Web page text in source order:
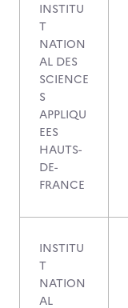
INSTITU
T
NATION
AL DES
SCIENCE
S
APPLIQU
EES
HAUTS-
DE-
FRANCE
INSTITU
T
NATION
AL